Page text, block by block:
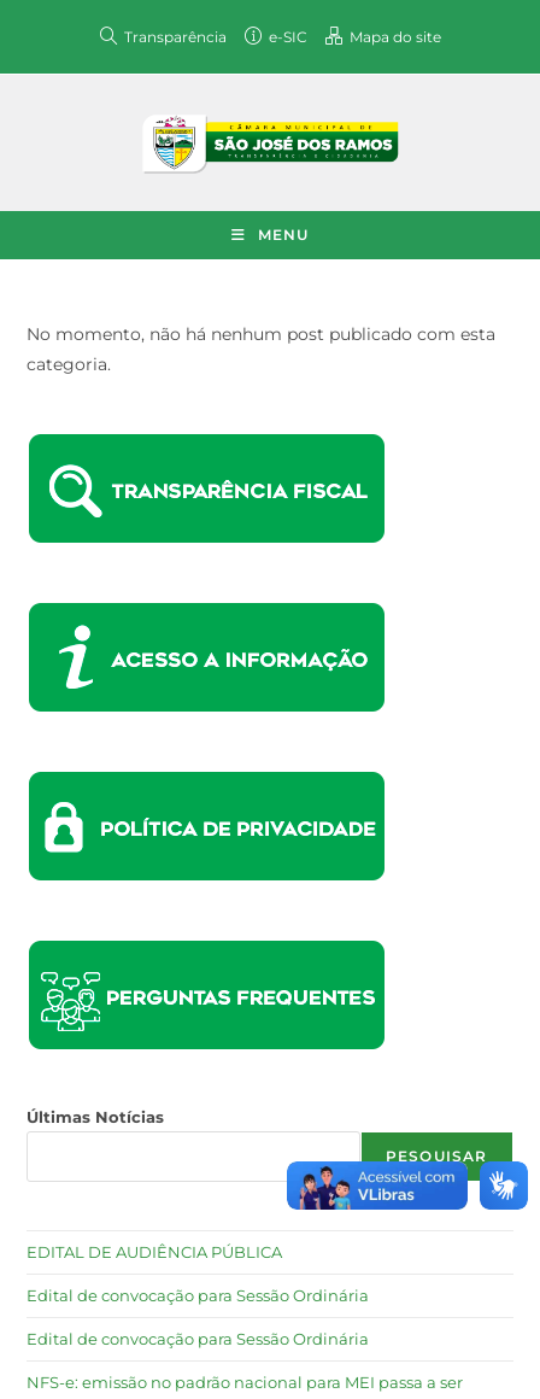
Transparência e-SIC Mapa do site
MENU
No momento, não há nenhum post publicado com esta
categoria.
Últimas Notícias
PESQUISAR
EDITAL DE AUDIÊNCIA PÚBLICA
Edital de convocação para Sessão Ordinária
Edital de convocação para Sessão Ordinária
NFS-e: emissão no padrão nacional para MEI passa a ser